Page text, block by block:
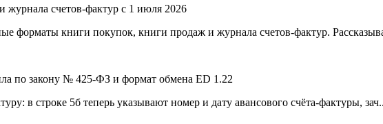
счетов-фактур с 1 июля 2026
форматы книги покупок, книги продаж и журнала счетов-фактур.
по закону № 425-ФЗ и формат обмена ED 1.22
в строке 5б теперь указывают номер и дату авансового счёта-фактуры,